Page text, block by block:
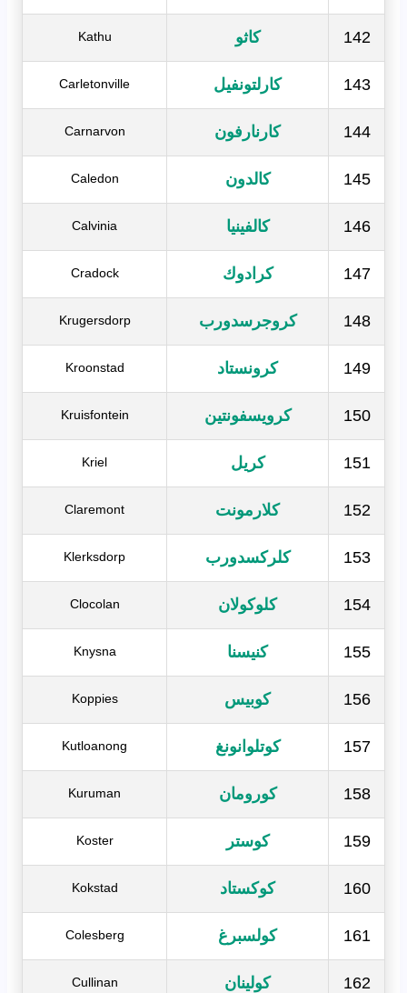
142 كاثو Kathu
143 كارلتونفيل Carletonville
144 كارنارفون Carnarvon
145 كالدون Caledon
146 كالفينيا Calvinia
147 كرادوك Cradock
148 كروجرسدورب Krugersdorp
149 كرونستاد Kroonstad
150 كرويسفونتين Kruisfontein
151 كريل Kriel
152 كلارمونت Claremont
153 كلركسدورب Klerksdorp
154 كلوكولان Clocolan
155 كنيسنا Knysna
156 كوبيس Koppies
157 كوتلوانونغ Kutloanong
158 كورومان Kuruman
159 كوستر Koster
160 كوكستاد Kokstad
161 كولسبرغ Colesberg
162 كولينان Cullinan